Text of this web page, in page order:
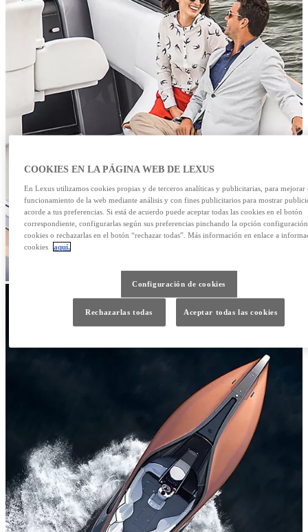
COOKIES EN LA PÁGINA WEB DE LEXUS
En Lexus utilizamos cookies propias y de terceros analíticas y publicitarias, para mejorar
funcionamiento de la web mediante análisis y con fines publicitarios para mostrar
acorde a tus preferencias. Si está de acuerdo puede aceptar todas las cookies en el botón
correspondiente, configurarlas según sus preferencias pinchando la opción
cookies o rechazarlas en el botón “rechazar todas”. Más información en enlace a
cookies aquí.
Configuración de cookies
Rechazarlas todas Aceptar todas las cookies